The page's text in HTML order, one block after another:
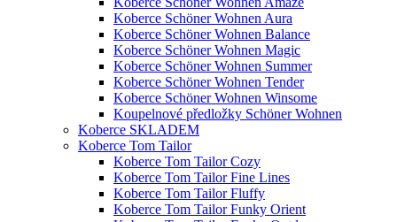
Koberce Schöner Wohnen Aura
Koberce Schöner Wohnen Balance
Koberce Schöner Wohnen Magic
Koberce Schöner Wohnen Summer
Koberce Schöner Wohnen Tender
Koberce Schöner Wohnen Winsome
Koupelnové předložky Schöner Wohnen
Koberce SKLADEM
Koberce Tom Tailor
Koberce Tom Tailor Cozy
Koberce Tom Tailor Fine Lines
Koberce Tom Tailor Fluffy
Koberce Tom Tailor Funky Orient